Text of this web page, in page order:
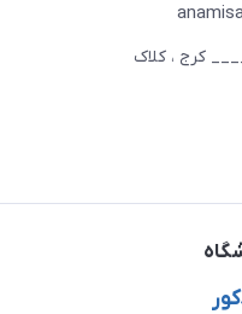
کرج ، کلاک